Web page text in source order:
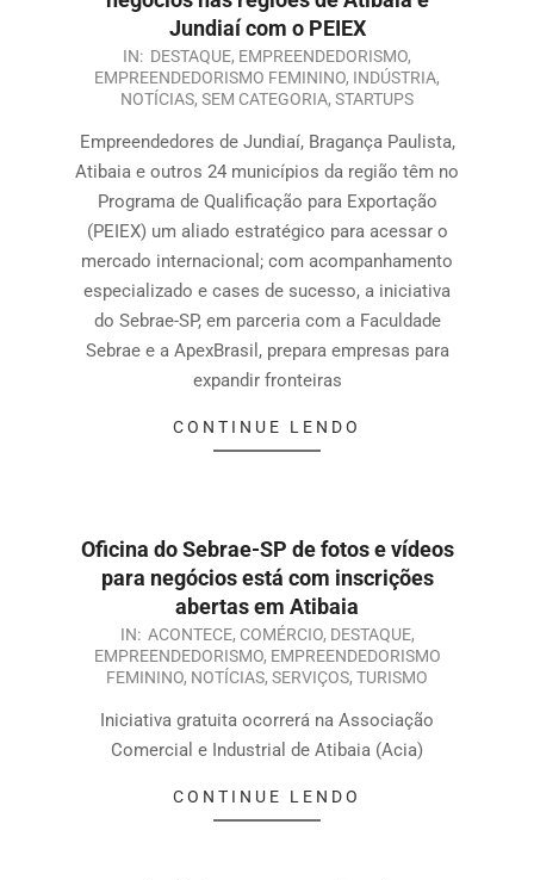
Jundiaí com o PEIEX
IN: DESTAQUE, EMPREENDEDORISMO,
EMPREENDEDORISMO FEMININO, INDÚSTRIA,
NOTÍCIAS, SEM CATEGORIA, STARTUPS
Empreendedores de Jundiaí, Bragança Paulista,
Atibaia e outros 24 municípios da região têm no
Programa de Qualificação para Exportação
(PEIEX) um aliado estratégico para acessar o
mercado internacional; com acompanhamento
especializado e cases de sucesso, a iniciativa
do Sebrae-SP, em parceria com a Faculdade
Sebrae e a ApexBrasil, prepara empresas para
expandir fronteiras
CONTINUE LENDO
Oficina do Sebrae-SP de fotos e vídeos
para negócios está com inscrições
abertas em Atibaia
IN: ACONTECE, COMÉRCIO, DESTAQUE,
EMPREENDEDORISMO, EMPREENDEDORISMO
FEMININO, NOTÍCIAS, SERVIÇOS, TURISMO
Iniciativa gratuita ocorrerá na Associação
Comercial e Industrial de Atibaia (Acia)
CONTINUE LENDO